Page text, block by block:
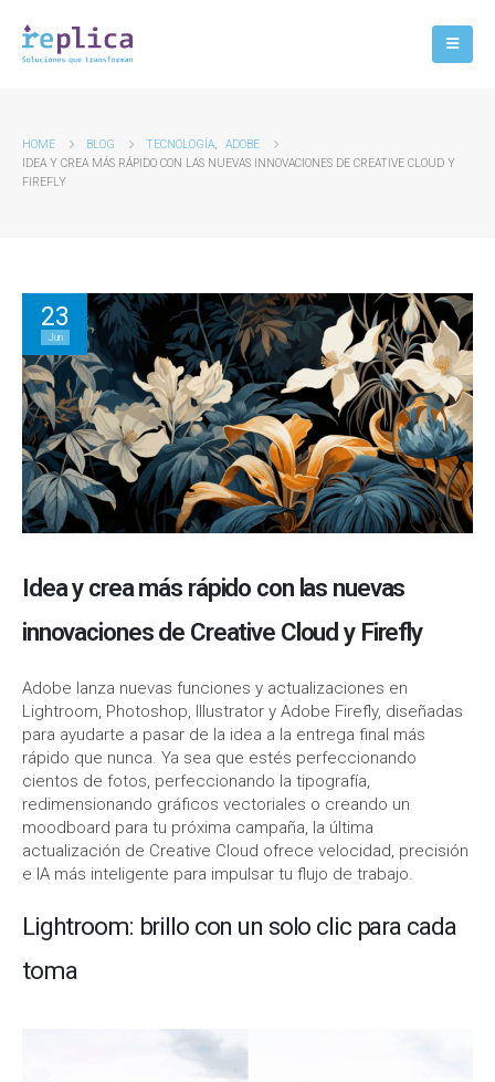
HOME BLOG TECNOLOGÍA,
ADOBE
IDEA Y CREA MÁS RÁPIDO CON LAS NUEVAS INNOVACIONES DE CREATIVE CLOUD Y
FIREFLY
23
Jun
Idea y crea más rápido con las nuevas
innovaciones de Creative Cloud y Firefly
Adobe lanza nuevas funciones y actualizaciones en
Lightroom, Photoshop, Illustrator y Adobe Firefly, diseñadas
para ayudarte a pasar de la idea a la entrega final más
rápido que nunca. Ya sea que estés perfeccionando
cientos de fotos, perfeccionando la tipografía,
redimensionando gráficos vectoriales o creando un
moodboard para tu próxima campaña, la última
actualización de Creative Cloud ofrece velocidad, precisión
e IA más inteligente para impulsar tu flujo de trabajo.
Lightroom: brillo con un solo clic para cada
toma